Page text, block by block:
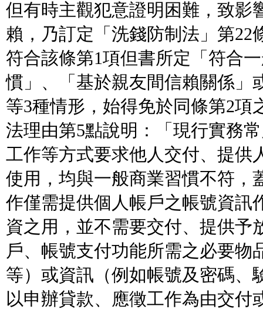
但有時主觀犯意證明困難，致影
賴，乃訂定「洗錢防制法」第22
符合該條第1項但書所定「符合
慣」、「基於親友間信賴關係」
等3種情形，始得免於同條第2項
法理由第5點說明：「現行實務
工作等方式要求他人交付、提供
使用，均與一般商業習慣不符，
作僅需提供個人帳戶之帳號資訊
資之用，並不需要交付、提供予
戶、帳號支付功能所需之必要物
等）或資訊（例如帳號及密碼、
以申辦貸款、應徵工作為由交付